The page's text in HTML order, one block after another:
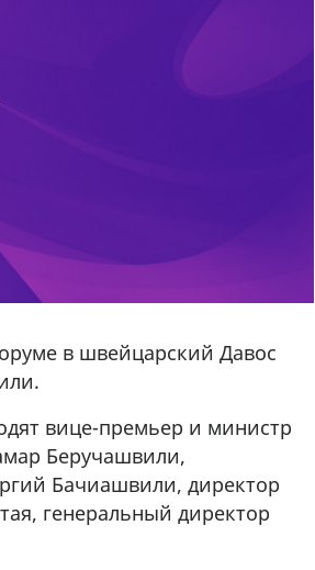
в швейцарский Давос
вице-премьер и министр
Беручашвили,
Бачиашвили, директор
генеральный директор